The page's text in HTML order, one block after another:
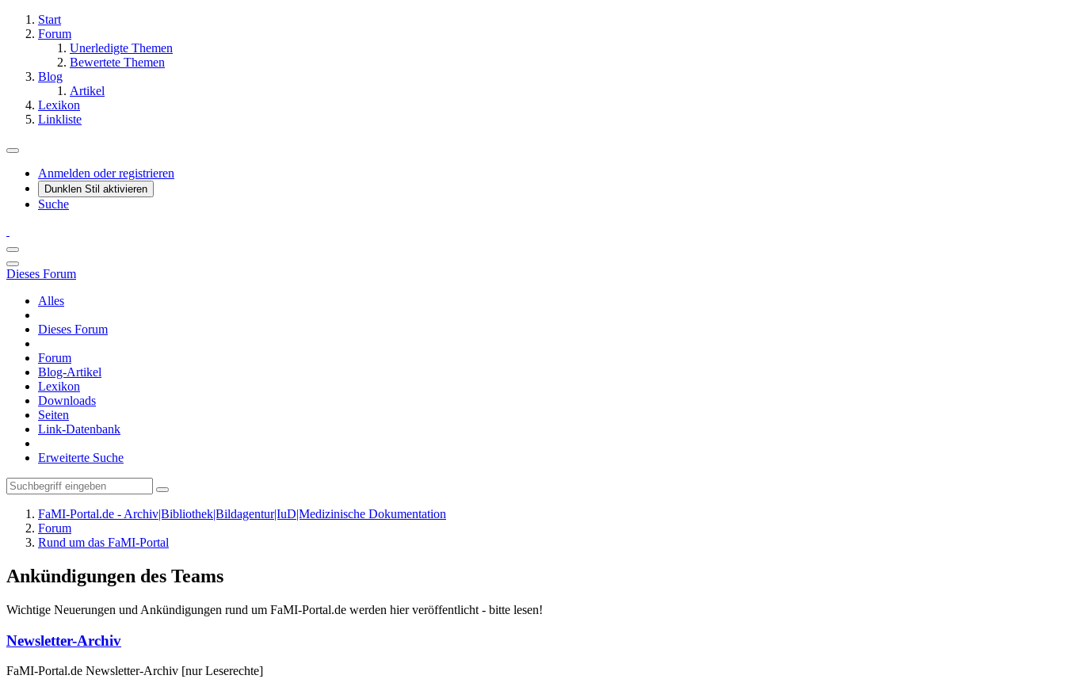
Start
Forum
Unerledigte Themen
Bewertete Themen
Blog
Artikel
Lexikon
Linkliste
Anmelden oder registrieren
Dunklen Stil aktivieren
Suche
Dieses Forum
Alles
Dieses Forum
Forum
Blog-Artikel
Lexikon
Downloads
Seiten
Link-Datenbank
Erweiterte Suche
FaMI-Portal.de - Archiv|Bibliothek|Bildagentur|IuD|Medizinische Dokumentation
Forum
Rund um das FaMI-Portal
Ankündigungen des Teams
Wichtige Neuerungen und Ankündigungen rund um FaMI-Portal.de werden hier veröffentlicht - bitte lesen!
Newsletter-Archiv
FaMI-Portal.de Newsletter-Archiv [nur Leserechte]